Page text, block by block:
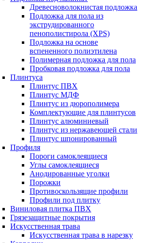
Древесноволокнистая подложка
Подложка для пола из
экструдированного
пенополистирола (XPS)
Подложка на основе
вспененного полиэтилена
Полимерная подложка для пола
Пробковая подложка для пола
Плинтуса
Плинтус ПВХ
Плинтус МДФ
Плинтус из дюрополимера
Комплектующие для плинтусов
Плинтус алюминиевый
Плинтус из нержавеющей стали
Плинтус шпонированный
Профиля
Пороги самоклеящиеся
Углы самоклеящиеся
Анодированные уголки
Порожки
Противоскользящие профили
Профили под плитку
Виниловая плитка ПВХ
Грязезащитные покрытия
Искусственная трава
Искусственная трава в нарезку